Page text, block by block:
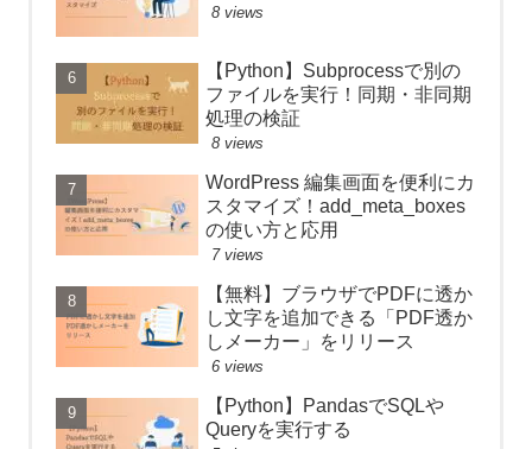
8 views
【Python】Subprocessで別の
ファイルを実行！同期・非同期
処理の検証
8 views
WordPress 編集画面を便利にカ
スタマイズ！add_meta_boxes
の使い方と応用
7 views
【無料】ブラウザでPDFに透か
し文字を追加できる「PDF透か
しメーカー」をリリース
6 views
【Python】PandasでSQLや
Queryを実行する